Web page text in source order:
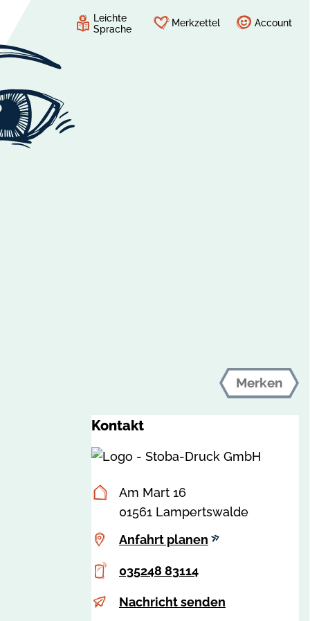
Leichte
Sprache
Merkzettel Account
Merken
Kontakt
Postanschrift
Am Mart 16
01561 Lampertswalde
Anfahrt
Anfahrt planen
Telefon
035248 83114
E-s
Nachricht senden